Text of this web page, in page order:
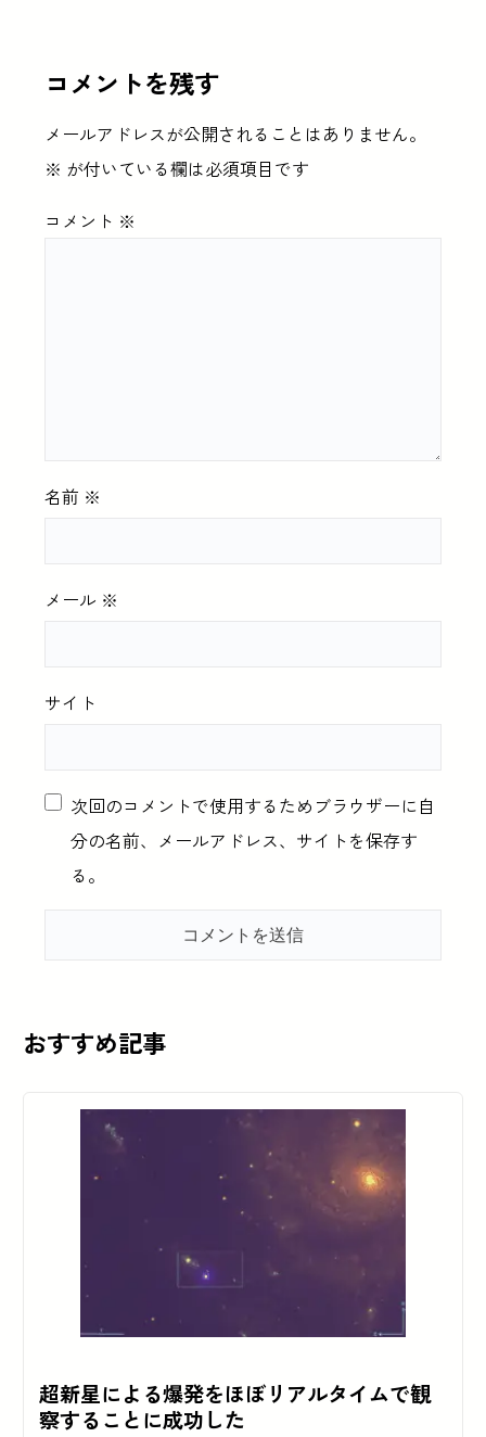
コメントを残す
メールアドレスが公開されることはありません。
※ が付いている欄は必須項目です
コメント ※
名前 ※
メール ※
サイト
次回のコメントで使用するためブラウザーに自
分の名前、メールアドレス、サイトを保存す
る。
おすすめ記事
超新星による爆発をほぼリアルタイムで観
察することに成功した